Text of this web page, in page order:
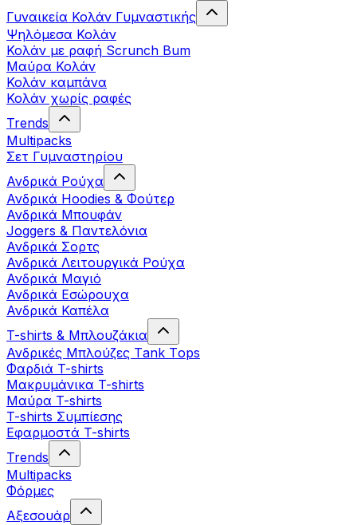
Γυναικεία Κολάν Γυμναστικής
Ψηλόμεσα Κολάν
Κολάν με ραφή Scrunch Bum
Μαύρα Κολάν
Κολάν καμπάνα
Κολάν χωρίς ραφές
Trends
Multipacks
Σετ Γυμναστηρίου
Ανδρικά Ρούχα
Ανδρικά Hoodies & Φούτερ
Ανδρικά Μπουφάν
Joggers & Παντελόνια
Ανδρικά Σορτς
Ανδρικά Λειτουργικά Ρούχα
Ανδρικά Μαγιό
Ανδρικά Εσώρουχα
Ανδρικά Καπέλα
T-shirts & Μπλουζάκια
Ανδρικές Mπλούζες Τank Τops
Φαρδιά T-shirts
Μακρυμάνικα T-shirts
Μαύρα T-shirts
T-shirts Συμπίεσης
Εφαρμοστά T-shirts
Trends
Multipacks
Φόρμες
Αξεσουάρ